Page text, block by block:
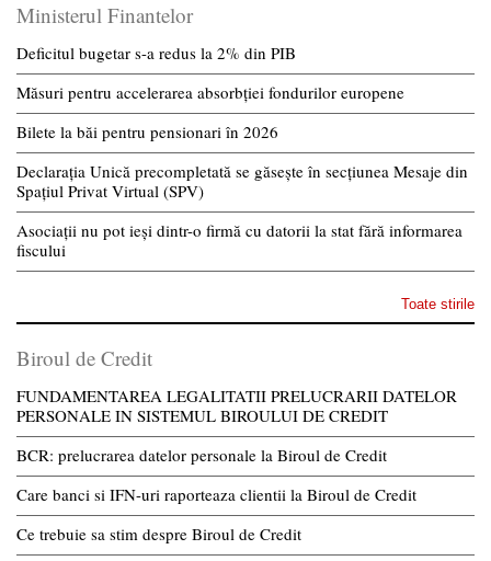
Ministerul Finantelor
Deficitul bugetar s-a redus la 2% din PIB
Măsuri pentru accelerarea absorbției fondurilor europene
Bilete la băi pentru pensionari în 2026
Declarația Unică precompletată se găsește în secțiunea Mesaje din
Spațiul Privat Virtual (SPV)
Asociații nu pot ieși dintr-o firmă cu datorii la stat fără informarea
fiscului
Toate stirile
Biroul de Credit
FUNDAMENTAREA LEGALITATII PRELUCRARII DATELOR
PERSONALE IN SISTEMUL BIROULUI DE CREDIT
BCR: prelucrarea datelor personale la Biroul de Credit
Care banci si IFN-uri raporteaza clientii la Biroul de Credit
Ce trebuie sa stim despre Biroul de Credit